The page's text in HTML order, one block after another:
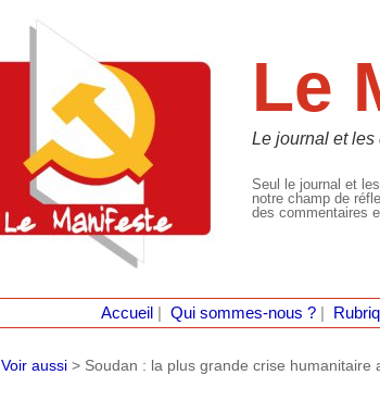
Le
Le journal et les
Seul le journal et
notre champ de
des commentaires
Accueil Qui sommes-nous ?|
Voir aussi > Soudan : la plus grande crise humanitaire